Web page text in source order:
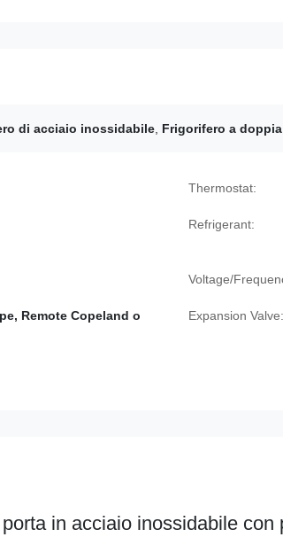
di acciaio inossidabile Frigorifero a
Thermostat:
Refrigerant:
Voltage/
Remote Copeland o
Expansion Valve:
in acciaio inossidabile